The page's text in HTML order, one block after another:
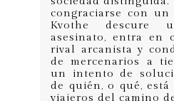
congraciarse con un
Kvothe descure
asesinato, entra en
rival arcanista y
de mercenarios a
un intento de
de quién, o qué,
viajeros del camino